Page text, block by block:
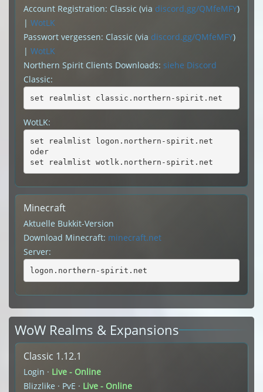
Account Registration: Classic (via discord.gg/QMfeMFY)
| WotLK
Passwort vergessen: Classic (via discord.gg/QMfeMFY)
| WotLK
Northern Spirit Clients Downloads: siehe Discord
Classic:
set realmlist classic.northern-spirit.net
WotLK:
set realmlist logon.northern-spirit.net
oder
set realmlist wotlk.northern-spirit.net
Minecraft
Aktuelle Bukkit-Version
Download Minecraft: minecraft.net
Server:
logon.northern-spirit.net
WoW Realms & Expansions
Classic 1.12.1
Login · Live - Online
Blizzlike · PvE · Live - Online